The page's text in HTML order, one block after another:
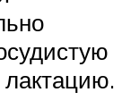
лактацию.